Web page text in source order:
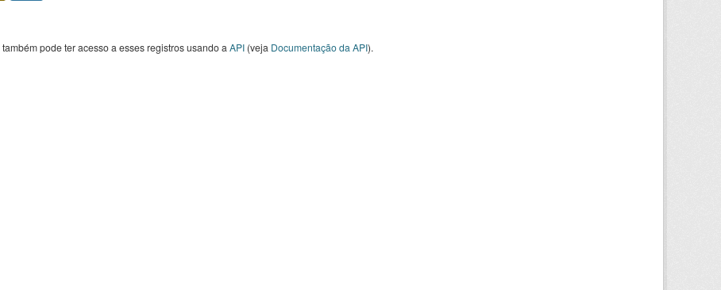
também pode ter acesso a esses registros usando a API(veja Documentação da API).